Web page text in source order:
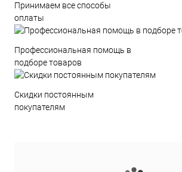
Принимаем все способы
оплаты
Профессиональная помощь в
подборе товаров
Скидки постоянным
покупателям